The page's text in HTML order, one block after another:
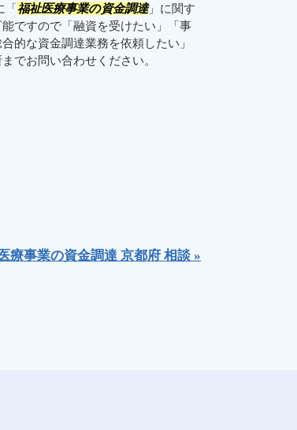
「福祉医療事業の資金調達」に関す
ですので「融資を受けたい」「事
的な資金調達業務を依頼したい」
でお問い合わせください。
療事業の資金調達 京都府 相談 »